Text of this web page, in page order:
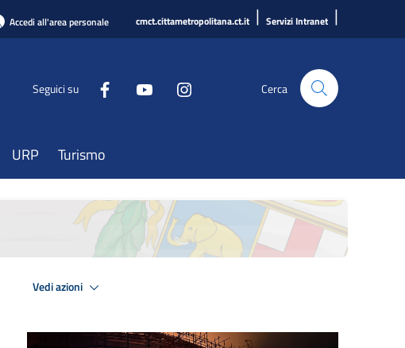
Accedi all'area personale cmct.cittametropolitana.ct.it | Servizi Intranet |
Seguici su Cerca
URP Turismo
Vedi azioni